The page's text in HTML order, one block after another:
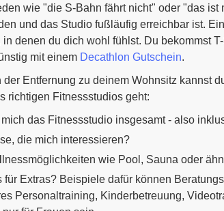
wie "die S-Bahn fährt nicht" oder "das ist
und das Studio fußläufig erreichbar ist.
in denen du dich wohl fühlst. Du bekommst
mit einem Decathlon Gutschein.
Entfernung zu deinem Wohnsitz kannst
richtigen Fitnessstudios geht:
das Fitnessstudio insgesamt - also
die mich interessieren?
wie Pool, Sauna oder
für Extras? Beispiele dafür können
Personaltraining, Kinderbetreuung,